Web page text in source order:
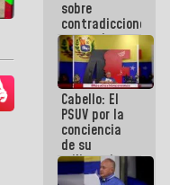
que viene
hay
programa
sobre
contradicciones
y mentiras
de María
Machado:
¡Créanle!
Cabello: El
PSUV por la
conciencia
de su
militancia
es la